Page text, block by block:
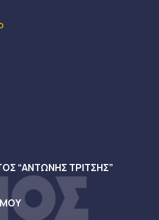
“ΑΝΤΩΝΗΣ ΤΡΙΤΣΗΣ”